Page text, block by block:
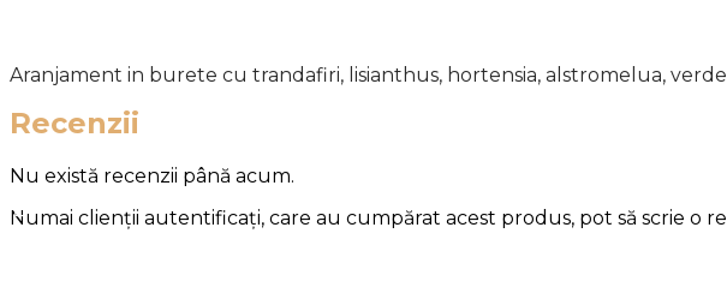
Aranjament in burete cu trandafiri, lisianthus, hortensia, alstromelua,
Recenzii
Nu există recenzii până acum.
Numai clienții autentificați, care au cumpărat acest produs, pot să scrie o